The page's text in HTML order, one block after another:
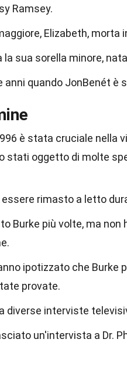
Ramsey.
Elizabeth, morta
sua sorella minore,
anni quando JonBenét è
è stata cruciale nella
stati oggetto di molte
essere rimasto a letto
Burke più volte, ma
ipotizzato che Burke
provate.
diverse interviste
un'intervista a Dr.